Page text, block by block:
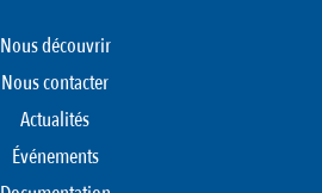
Nous découvrir
Nous contacter
Actualités
Événements